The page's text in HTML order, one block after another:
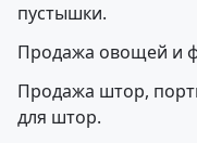
пустышки.
Продажа овощей и
Продажа штор,
для штор.